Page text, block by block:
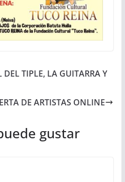
DEL TIPLE, LA GUITARRA Y
DE ARTISTAS ONLINE
gustar